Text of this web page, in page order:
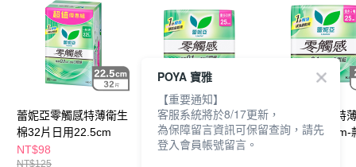
蕾妮亞零觸感特薄衛生
棉32片日用22.5cm
NT$98
NT$125
蕾妮亞零觸感特薄衛生
棉日用16片25cm-款式
隨機
NT$79
蕾妮亞零觸感特
棉日用8片25cm-
POYA 寶雅
【重要通知】
客服系統將於8/17更新，
為保障留言資訊可保留查詢，請先
登入會員帳號留言。